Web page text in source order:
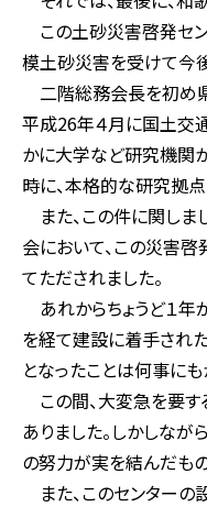
この土砂災害啓発セ
模土砂災害を受けて今
二階総務会長を初め
平成26年４月に国土交
かに大学など研究機関
時に、本格的な研究拠
また、この件に関し
会において、この災害
てただされました。
あれからちょうど１
を経て建設に着手され
となったことは何事に
この間、大変急を要
ありました。しかしな
の努力が実を結んだも
また、このセンター